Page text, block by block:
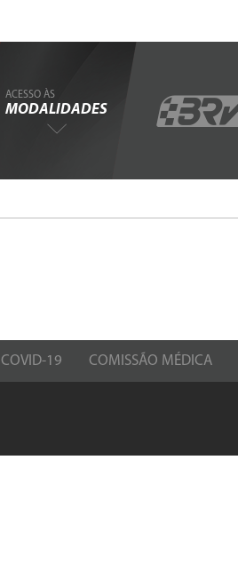
ACESSO ÀS
MODALIDADES
COVID-19 COMISSÃO MÉDICA